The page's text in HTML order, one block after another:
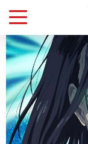
Головна